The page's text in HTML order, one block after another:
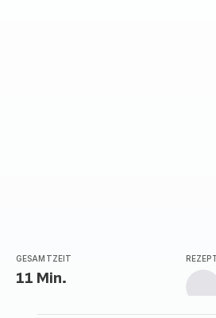
GESAMTZEIT
11 Min.